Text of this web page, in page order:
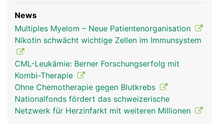
News
Multiples Myelom – Neue Patientenorganisation
Nikotin schwächt wichtige Zellen im Immunsystem
CML-Leukämie: Berner Forschungserfolg mit
Kombi-Therapie
Ohne Chemotherapie gegen Blutkrebs
Nationalfonds fördert das schweizerische
Netzwerk für Herzinfarkt mit weiteren Millionen